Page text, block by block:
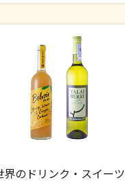
界のドリンク・スイーツ